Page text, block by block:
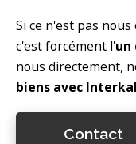
Si ce n'est pas
c'est forcément l'un
nous directement,
biens avec
Contact